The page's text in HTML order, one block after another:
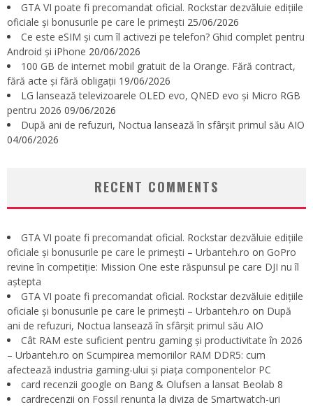
GTA VI poate fi precomandat oficial. Rockstar dezvăluie edițiile
oficiale și bonusurile pe care le primești 25/06/2026
Ce este eSIM și cum îl activezi pe telefon? Ghid complet pentru
Android și iPhone 20/06/2026
100 GB de internet mobil gratuit de la Orange. Fără contract,
fără acte și fără obligații 19/06/2026
LG lansează televizoarele OLED evo, QNED evo și Micro RGB
pentru 2026 09/06/2026
După ani de refuzuri, Noctua lansează în sfârșit primul său AIO
04/06/2026
RECENT COMMENTS
GTA VI poate fi precomandat oficial. Rockstar dezvăluie edițiile
oficiale și bonusurile pe care le primești – Urbanteh.ro on GoPro
revine în competiție: Mission One este răspunsul pe care DJI nu îl
aștepta
GTA VI poate fi precomandat oficial. Rockstar dezvăluie edițiile
oficiale și bonusurile pe care le primești – Urbanteh.ro on După
ani de refuzuri, Noctua lansează în sfârșit primul său AIO
Cât RAM este suficient pentru gaming și productivitate în 2026
– Urbanteh.ro on Scumpirea memoriilor RAM DDR5: cum
afectează industria gaming-ului și piața componentelor PC
card recenzii google on Bang & Olufsen a lansat Beolab 8
cardrecenzii on Fossil renunta la diviza de Smartwatch-uri